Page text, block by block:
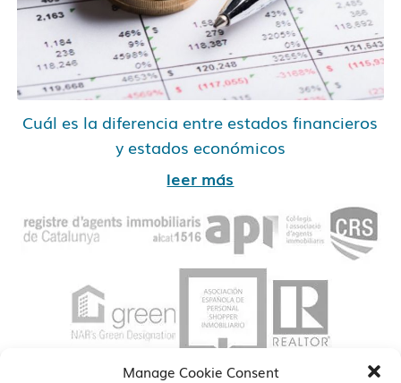
Manage Cookie Consent
Cuál es la diferencia entre estados financieros
y estados económicos
leer más